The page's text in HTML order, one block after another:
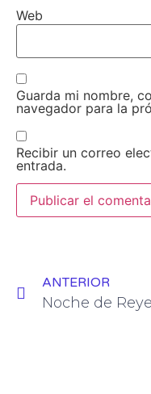
Web
Guarda mi nombre,
navegador para la
Recibir un correo
entrada.
ANTERIOR